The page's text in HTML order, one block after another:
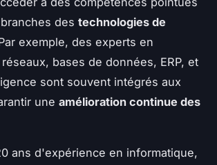
des technologies de
exemple, des experts en
bases de données, ERP, et
sont souvent intégrés aux
une amélioration continue des
ans d'expérience en informatique,